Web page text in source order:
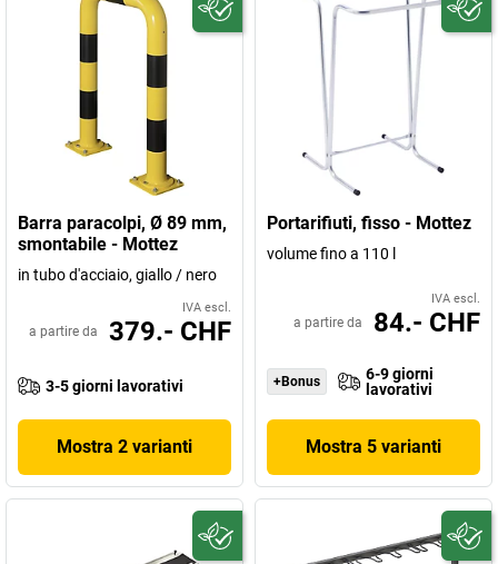
Barra paracolpi, Ø 89 mm,
smontabile - Mottez
in tubo d'acciaio, giallo / nero
IVA escl.
a partire da 379.- CHF
3-5 giorni lavorativi
Mostra 2 varianti
Portarifiuti, fisso - Mottez
volume fino a 110 l
IVA escl.
a partire da 84.- CHF
+Bonus
6-9 giorni
lavorativi
Mostra 5 varianti